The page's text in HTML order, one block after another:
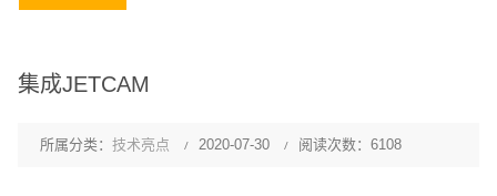
集成JETCAM
所属分类： 技术亮点 2020-07-30 阅读次数：6108